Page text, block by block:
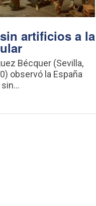
artificios a la
Bécquer (Sevilla,
observó la España